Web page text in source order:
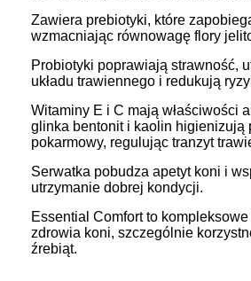
Zawiera prebiotyki, które
wzmacniając równowagę flory
Probiotyki poprawiają strawność,
układu trawiennego i redukują
Witaminy E i C mają właściwości
glinka bentonit i kaolin higienizują
pokarmowy, regulując tranzyt
Serwatka pobudza apetyt koni i
utrzymanie dobrej kondycji.
Essential Comfort to
zdrowia koni, szczególnie
źrebiąt.